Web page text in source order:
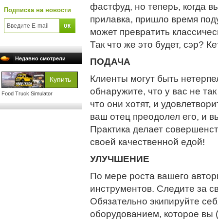
Подписка на новости
Недавно смотрели
Food Truck Simulator
фастфуд, но теперь, когда
прилавка, пришло время
может превратить
Так что же это будет, сэр?
ПОДАЧА
Клиенты могут быть
обнаружите, что у вас не
что они хотят, и
ваш отец преодолел его, и
Практика делает
своей качественной едой!
УЛУЧШЕНИЕ
По мере роста вашего
инструментов. Следите за
Обязательно экипируйте
оборудованием, которое вы